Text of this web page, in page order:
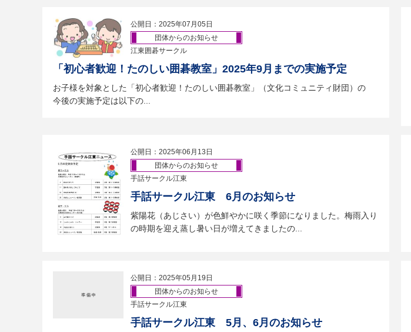
公開日：2025年07月05日
団体からのお知らせ
江東囲碁サークル
「初心者歓迎！たのしい囲碁教室」2025年9月までの実施予定
お子様を対象とした「初心者歓迎！たのしい囲碁教室」（文化コミュニティ財団）の
今後の実施予定は以下の...
公開日：2025年06月13日
団体からのお知らせ
手話サークル江東
手話サークル江東 6月のお知らせ
紫陽花（あじさい）が色鮮やかに咲く季節になりました。梅雨入り
の時期を迎え蒸し暑い日が増えてきましたの...
公開日：2025年05月19日
団体からのお知らせ
手話サークル江東
手話サークル江東 5月、6月のお知らせ